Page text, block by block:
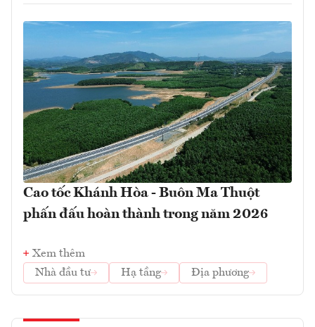
Cao tốc Khánh Hòa - Buôn Ma Thuột
phấn đấu hoàn thành trong năm 2026
Xem thêm
Nhà đầu tư
Hạ tầng Địa phương